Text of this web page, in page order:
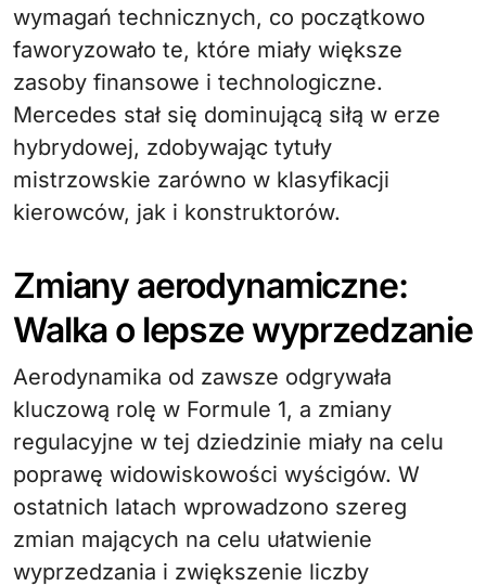
wymagań technicznych, co początkowo
faworyzowało te, które miały większe
zasoby finansowe i technologiczne.
Mercedes stał się dominującą siłą w erze
hybrydowej, zdobywając tytuły
mistrzowskie zarówno w klasyfikacji
kierowców, jak i konstruktorów.
Zmiany aerodynamiczne:
Walka o lepsze wyprzedzanie
Aerodynamika od zawsze odgrywała
kluczową rolę w Formule 1, a zmiany
regulacyjne w tej dziedzinie miały na celu
poprawę widowiskowości wyścigów. W
ostatnich latach wprowadzono szereg
zmian mających na celu ułatwienie
wyprzedzania i zwiększenie liczby